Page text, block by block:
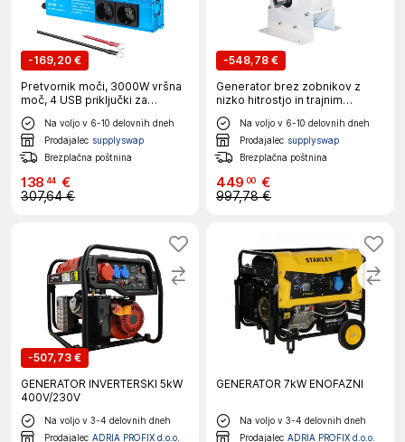
-169,20 €
Pretvornik moči, 3000W vršna
moč, 4 USB priključki za
polnjenje, 12V 220V 50HZ EU
Na voljo v 6-10 delovnih dneh
Prodajalec supplyswap
Brezplačna poštnina
138 44 €
307,64 €
-548,78 €
Generator brez zobnikov z
nizko hitrostjo in trajnim
magnetom, 2000W moč, več
možnosti napetosti, z osnovo,
2000W 300RPM, 24V
Na voljo v 6-10 delovnih dneh
Prodajalec supplyswap
Brezplačna poštnina
449 00 €
997,78 €
-507,73 €
GENERATOR INVERTERSKI 5kW
400V/230V
Na voljo v 3-4 delovnih dneh
Prodajalec ADRIA PROFIX d.o.o.
GENERATOR 7kW ENOFAZNI
Na voljo v 3-4 delovnih dneh
Prodajalec ADRIA PROFIX d.o.o.